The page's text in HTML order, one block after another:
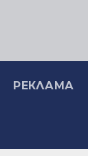
РЕКЛАМА